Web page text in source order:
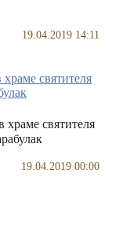
19.04.2019 14:11
святителя
19.04.2019 00:00